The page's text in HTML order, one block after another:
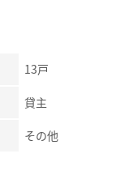
13戸
貸主
その他